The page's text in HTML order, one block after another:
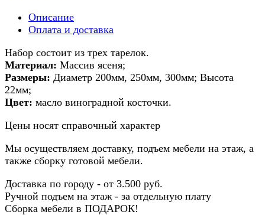
Описание
Оплата и доставка
Набор состоит из трех тарелок.
Материал: Массив ясеня;
Размеры: Диаметр 200мм, 250мм, 300мм; Высота
22мм;
Цвет: масло виноградной косточки.
Цены носят справочный характер
Мы осуществляем доставку, подъем мебели на этаж, а
также сборку готовой мебели.
Доставка по городу - от 3.500 руб.
Ручной подъем на этаж - за отдельную плату
Сборка мебели в ПОДАРОК!